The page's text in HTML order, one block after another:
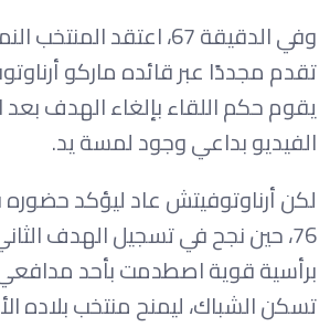
وفي الدقيقة 67، اعتقد
تقدم مجددًا عبر قائده ماركو
يقوم حكم اللقاء بإلغاء الهدف بعد
الفيديو بداعي وجود لمسة يد.
لكن أرناوتوفيتش عاد ليؤكد
76، حين نجح في تسجيل الهدف
برأسية قوية اصطدمت بأحد
تسكن الشباك، ليمنح منتخب بلاده